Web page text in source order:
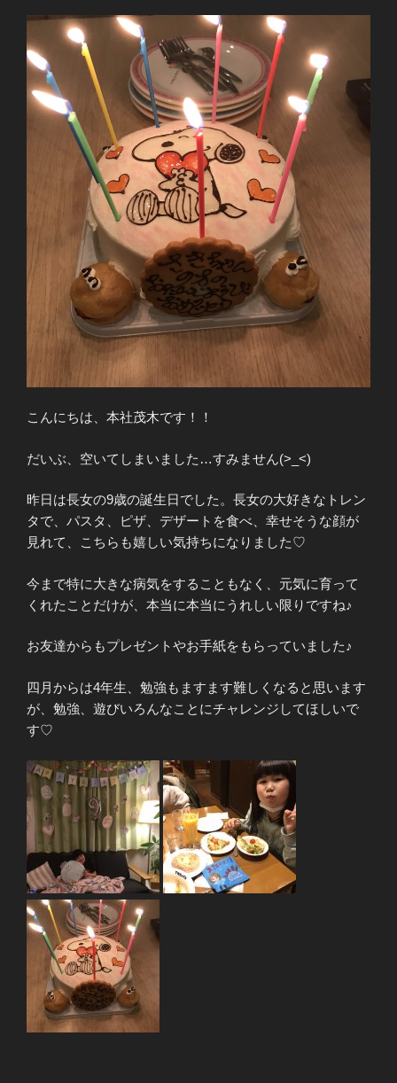
こんにちは、本社茂木です！！
だいぶ、空いてしまいました…すみません(>_<)
昨日は長女の9歳の誕生日でした。長女の大好きなトレン
タで、パスタ、ピザ、デザートを食べ、幸せそうな顔が
見れて、こちらも嬉しい気持ちになりました♡
今まで特に大きな病気をすることもなく、元気に育って
くれたことだけが、本当に本当にうれしい限りですね♪
お友達からもプレゼントやお手紙をもらっていました♪
四月からは4年生、勉強もますます難しくなると思います
が、勉強、遊びいろんなことにチャレンジしてほしいで
す♡